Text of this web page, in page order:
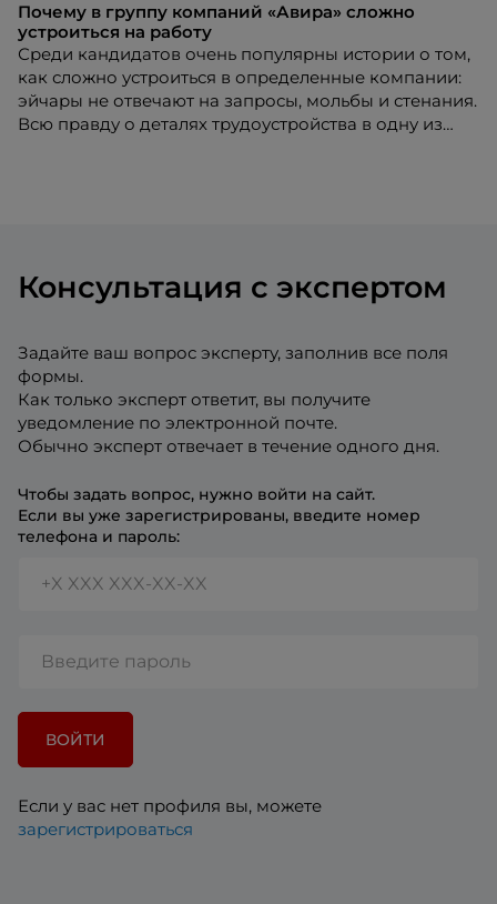
Почему в группу компаний «Авира» сложно
устроиться на работу
Среди кандидатов очень популярны истории о том,
как сложно устроиться в определенные компании:
эйчары не отвечают на запросы, мольбы и стенания.
Всю правду о деталях трудоустройства в одну из
Консультация с экспертом
Задайте ваш вопрос эксперту, заполнив все поля
формы.
Как только эксперт ответит, вы получите
уведомление по электронной почте.
Обычно эксперт отвечает в течение одного дня.
Чтобы задать вопрос, нужно войти на сайт.
Если вы уже зарегистрированы, введите номер
телефона и пароль:
ВОЙТИ
Если у вас нет профиля вы, можете
зарегистрироваться